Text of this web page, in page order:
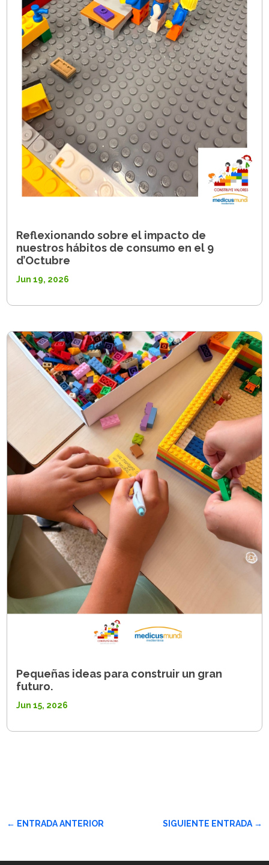
Reflexionando sobre el impacto de
nuestros hábitos de consumo en el 9
d’Octubre
Jun 19, 2026
Pequeñas ideas para construir un gran
futuro.
Jun 15, 2026
← ENTRADA ANTERIOR SIGUIENTE ENTRADA→